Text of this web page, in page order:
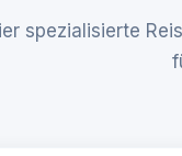
spezialisierte